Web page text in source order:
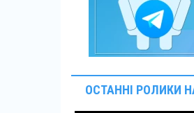
ОСТАННІ РОЛИКИ